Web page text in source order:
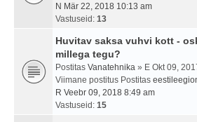
N Mär 22, 2018 10:13 am
Vastuseid: 13
Huvitav saksa vuhvi kott -
millega tegu?
Postitas Vanatehnika » E Okt 09,
Viimane postitus Postitas
R Veebr 09, 2018 8:49 am
Vastuseid: 15